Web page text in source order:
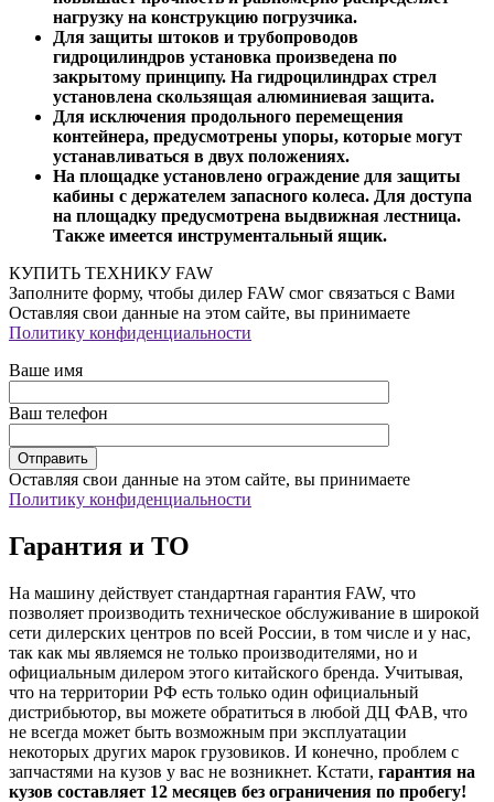
нагрузку на конструкцию погрузчика.
Для защиты штоков и трубопроводов
гидроцилиндров установка произведена по
закрытому принципу. На гидроцилиндрах стрел
установлена скользящая алюминиевая защита.
Для исключения продольного перемещения
контейнера, предусмотрены упоры, которые могут
устанавливаться в двух положениях.
На площадке установлено ограждение для защиты
кабины с держателем запасного колеса. Для доступа
на площадку предусмотрена выдвижная лестница.
Также имеется инструментальный ящик.
КУПИТЬ ТЕХНИКУ FAW
Заполните форму, чтобы дилер FAW смог связаться с Вами
Оставляя свои данные на этом сайте, вы принимаете
Политику конфиденциальности
Ваше имя
Ваш телефон
Оставляя свои данные на этом сайте, вы принимаете
Политику конфиденциальности
Гарантия и ТО
На машину действует стандартная гарантия FAW, что
позволяет производить техническое обслуживание в широкой
сети дилерских центров по всей России, в том числе и у нас,
так как мы являемся не только производителями, но и
официальным дилером этого китайского бренда. Учитывая,
что на территории РФ есть только один официальный
дистрибьютор, вы можете обратиться в любой ДЦ ФАВ, что
не всегда может быть возможным при эксплуатации
некоторых других марок грузовиков. И конечно, проблем с
запчастями на кузов у вас не возникнет. Кстати, гарантия на
кузов составляет 12 месяцев без ограничения по пробегу!